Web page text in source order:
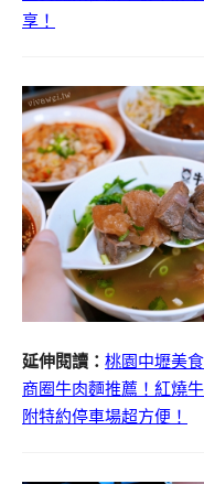
享！
延伸閱讀： 桃園中壢美
商圈牛肉麵推薦！紅燒
附特約停車場超方便！